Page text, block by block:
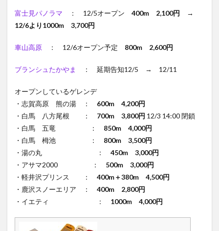
富士見パノラマ ： 12/5オープン 400m 2,100円 →
12/6より1000m 3,700円
車山高原 ： 12/6オープン予定 800m 2,600円
ブランシュたかやま ： 延期告知12/5 → 12/11
オープンしているゲレンデ
・志賀高原 熊の湯 ： 600m 4,200円
・白馬 八方尾根 ： 700m 3,800円 12/3 14:00 閉鎖
・白馬 五竜 ： 850m 4,000円
・白馬 栂池 ： 800m 3,500円
・湯の丸 ： 450m 3,000円
・アサマ2000 ： 500m 3,000円
・軽井沢プリンス ： 400m＋380m 4,500円
・鹿沢スノーエリア ： 400m 2,800円
・イエティ ： 1000m 4,000円